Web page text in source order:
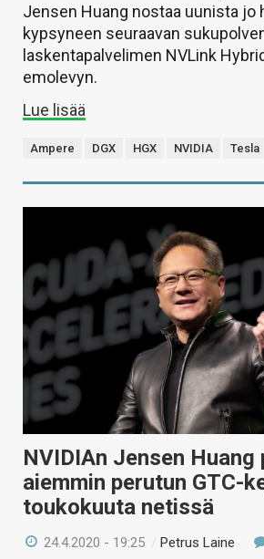
Jensen Huang nostaa uunista jo
kypsyneen seuraavan
laskentapalvelimen NVLink
emolevyn.
Lue lisää
Ampere DGX HGX NVIDIA Tesla
NVIDIAn Jensen Huang
aiemmin perutun GTC-
toukokuuta netissä
24.4.2020 - 19:25 / Petrus Laine